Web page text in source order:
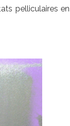
pelliculaires en